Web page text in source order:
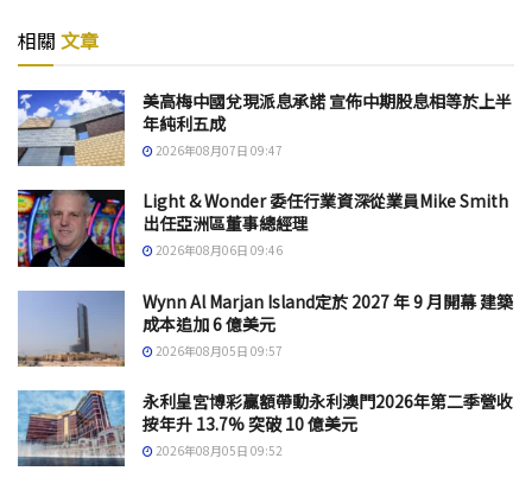
相關 文章
美高梅中國兌現派息承諾 宣佈中期股息相等於上半
年純利五成
2026年08月07日 09:47
Light & Wonder 委任行業資深從業員Mike Smith
出任亞洲區董事總經理
2026年08月06日 09:46
Wynn Al Marjan Island定於 2027 年 9 月開幕 建築
成本追加 6 億美元
2026年08月05日 09:57
永利皇宮博彩贏額帶動永利澳門2026年第二季營收
按年升 13.7% 突破 10 億美元
2026年08月05日 09:52